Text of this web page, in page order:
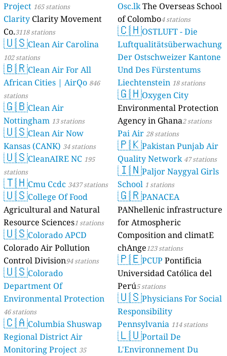
Project 165 stations
Clarity Clarity Movement
Co.3118 stations
🇺🇸Clean Air Carolina
102 stations
🇧🇷Clean Air For All
African Cities | AirQo 846
stations
🇬🇧Clean Air
Nottingham 13 stations
🇺🇸Clean Air Now
Kansas (CANK) 34 stations
🇺🇸CleanAIRE NC 195
stations
🇹🇭Cmu Ccdc 3437 stations
🇺🇸College Of Food
Agricultural and Natural
Resource Sciences1 stations
🇺🇸Colorado APCD
Colorado Air Pollution
Control Division94 stations
🇺🇸Colorado
Department Of
Environmental Protection
46 stations
🇨🇦Columbia Shuswap
Regional District Air
Monitoring Project 35
Osc.lkThe Overseas School
of Colombo4 stations
🇨🇭OSTLUFT - Die
Luftqualitätsüberwachung
Der Ostschweizer Kantone
Und Des Fürstentums
Liechtenstein 18 stations
🇬🇭Oxygen City
Environmental Protection
Agency in Ghana2 stations
Pai Air 28 stations
🇵🇰Pakistan Punjab Air
Quality Network 47 stations
🇮🇳Paljor Naygyal Girls
School 1 stations
🇬🇷PANACEA
PANhellenic infrastructure
for Atmospheric
Composition and climatE
chAnge123 stations
🇵🇪PCUP Pontificia
Universidad Católica del
Perú5 stations
🇺🇸Physicians For Social
Responsibility
Pennsylvania 114 stations
🇱🇺Portail De
L'Environnement Du